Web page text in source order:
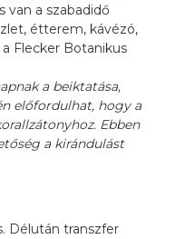
van a szabadidő
étterem, kávézó,
Flecker Botanikus
a beiktatása,
előfordulhat, hogy a
Ebben
a kirándulást
Délután transzfer